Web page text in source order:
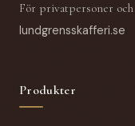
För privatpersoner
lundgrensskafferi.se
Produkter